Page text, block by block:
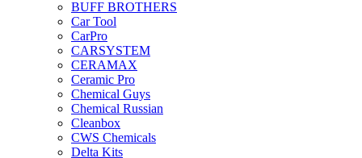
BUFF BROTHERS
Car Tool
CarPro
CARSYSTEM
CERAMAX
Ceramic Pro
Chemical Guys
Chemical Russian
Cleanbox
CWS Chemicals
Delta Kits